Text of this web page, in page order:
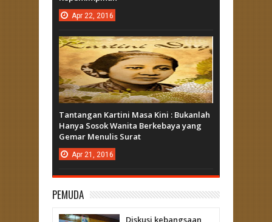
Apr 22, 2016
Tantangan Kartini Masa Kini : Bukanlah
Hanya Sosok Wanita Berkebaya yang
Gemar Menulis Surat
Apr 21, 2016
PEMUDA
Diskusi kebangsaan